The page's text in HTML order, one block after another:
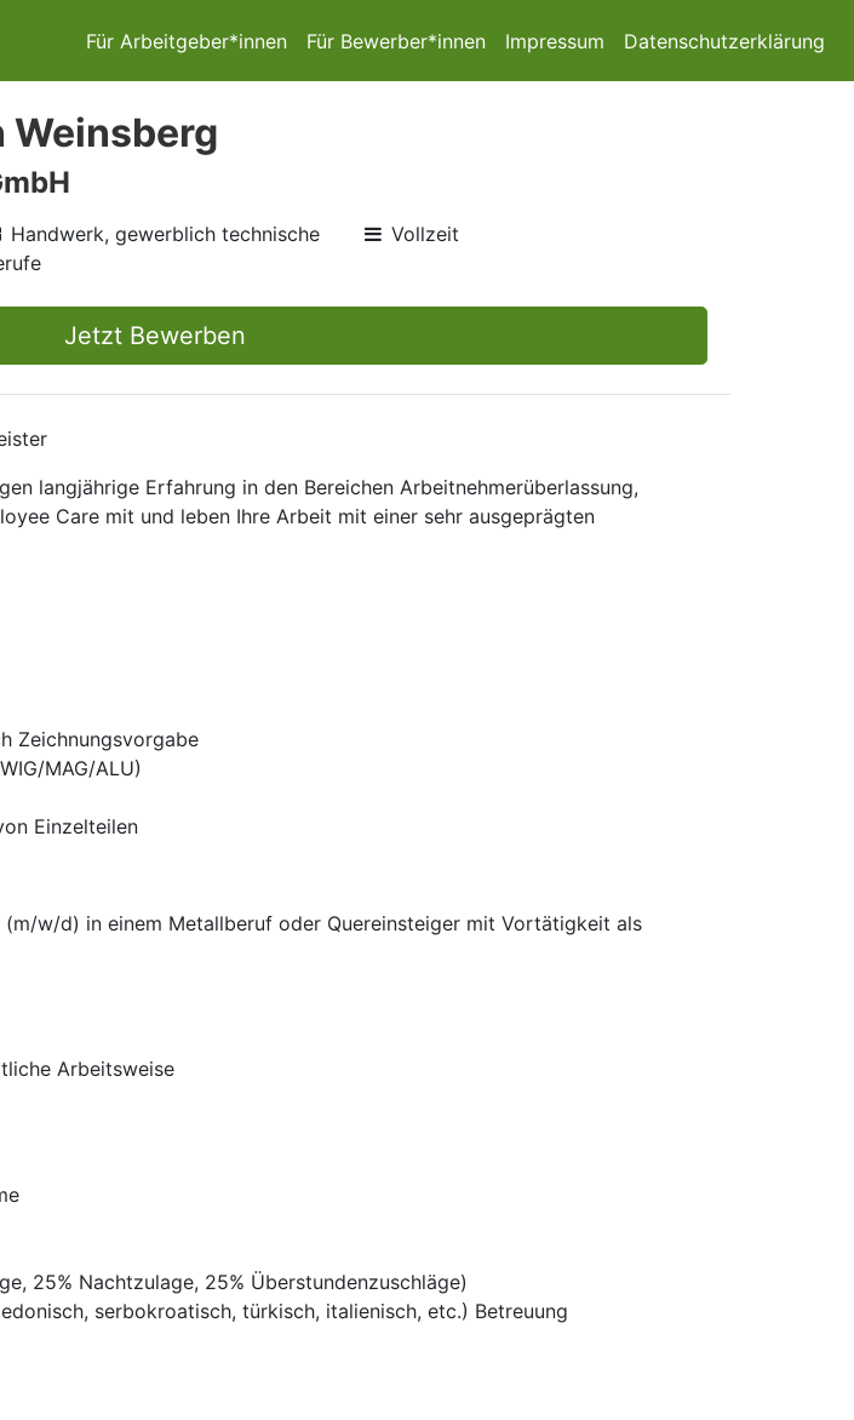
Für Arbeitgeber*innen Für Bewerber*innen Impressum Datenschutzerklärung
Handwerk, gewerblich technische
Vollzeit
Jetzt Bewerben
langjährige Erfahrung in den Bereichen Arbeitnehmerüberlassung,
Care mit und leben Ihre Arbeit mit einer sehr ausgeprägten
Zeichnungsvorgabe
MAG/ALU)
Einzelteilen
w/d) in einem Metallberuf oder Quereinsteiger mit Vortätigkeit als
Arbeitsweise
25% Nachtzulage, 25% Überstundenzuschläge)
serbokroatisch, türkisch, italienisch, etc.) Betreuung